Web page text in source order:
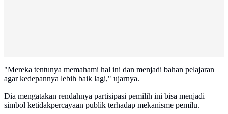
"Mereka tentunya memahami hal ini dan menjadi bahan pelajaran
agar kedepannya lebih baik lagi," ujarnya.
Dia mengatakan rendahnya partisipasi pemilih ini bisa menjadi
simbol ketidakpercayaan publik terhadap mekanisme pemilu.